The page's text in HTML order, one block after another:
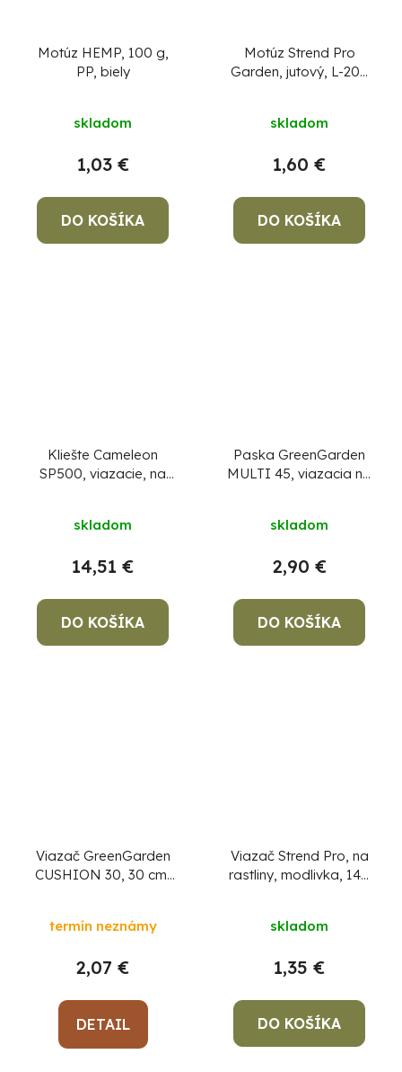
Motúz HEMP, 100 g,
PP, biely
skladom
1,03 €
DO KOŠÍKA
Motúz Strend Pro
Garden, jutový, L-200
skladom
1,60 €
DO KOŠÍKA
Kliešte Cameleon
SP500, viazacie, na
skladom
14,51 €
DO KOŠÍKA
Paska GreenGarden
MULTI 45, viazacia na
skladom
2,90 €
DO KOŠÍKA
Viazač GreenGarden
CUSHION 30, 30 cm,
termín neznámy
2,07 €
DETAIL
Viazač Strend Pro, na
rastliny, modlivka, 140
skladom
1,35 €
DO KOŠÍKA